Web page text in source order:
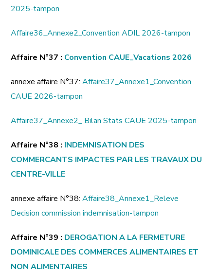
2025-tampon
Affaire36_Annexe2_Convention ADIL 2026-tampon
Affaire N°37 : Convention CAUE_Vacations 2026
annexe affaire N°37:Affaire37_Annexe1_Convention
CAUE 2026-tampon
Affaire37_Annexe2_ Bilan Stats CAUE 2025-tampon
Affaire N°38 : INDEMNISATION DES
COMMERCANTS IMPACTES PAR LES TRAVAUX DU
CENTRE-VILLE
annexe affaire N°38:Affaire38_Annexe1_Releve
Decision commission indemnisation-tampon
Affaire N°39 : DEROGATION A LA FERMETURE
DOMINICALE DES COMMERCES ALIMENTAIRES ET
NON ALIMENTAIRES